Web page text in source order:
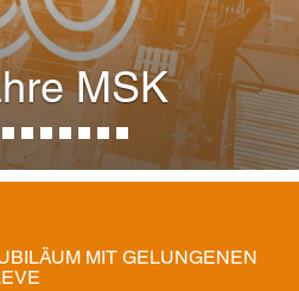
MSK
MIT GELUNGENEN